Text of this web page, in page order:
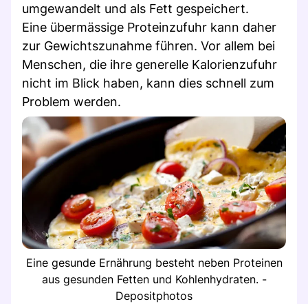
umgewandelt und als Fett gespeichert.
Eine übermässige Proteinzufuhr kann daher
zur Gewichtszunahme führen. Vor allem bei
Menschen, die ihre generelle Kalorienzufuhr
nicht im Blick haben, kann dies schnell zum
Problem werden.
Eine gesunde Ernährung besteht neben Proteinen
aus gesunden Fetten und Kohlenhydraten. -
Depositphotos